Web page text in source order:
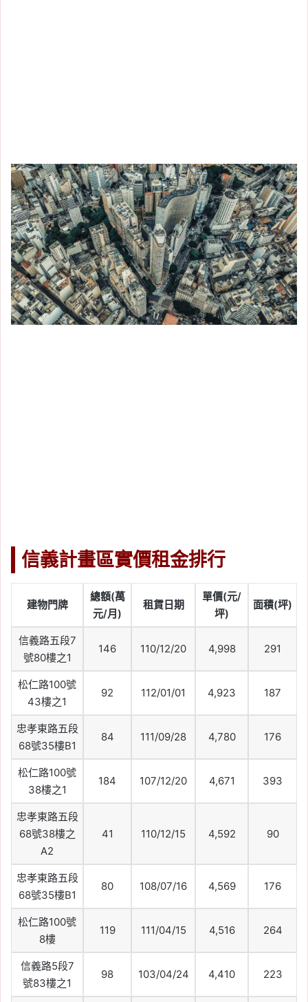
信義計畫區實價租金排行
建物門牌
總額(萬
元/月)
租賃日期
單價(元/
坪)
面積(坪)
信義路五段7
號80樓之1
146 110/12/20 4,998 291
松仁路100號
43樓之1
92 112/01/01 4,923 187
忠孝東路五段
68號35樓B1
84 111/09/28 4,780 176
松仁路100號
38樓之1
184 107/12/20 4,671 393
忠孝東路五段
68號38樓之
A2
41 110/12/15 4,592 90
忠孝東路五段
68號35樓B1
80 108/07/16 4,569 176
松仁路100號
8樓
119 111/04/15 4,516 264
信義路5段7
號83樓之1
98 103/04/24 4,410 223